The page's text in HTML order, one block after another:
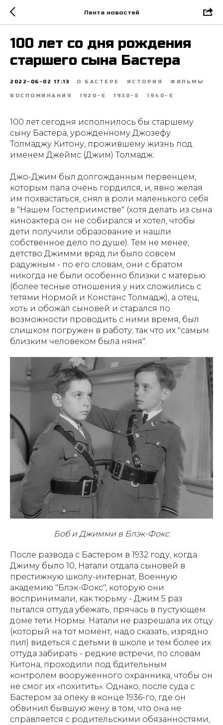
Лента новостей
100 лет со дня рождения
старшего сына Бастера
2022-06-02 17:13 О БАСТЕРЕ ИСТОРИЯ ФИЛЬМЫ
ВОСПОМИНАНИЯ 1920-Е 1930-Е 1940-Е
100 лет сегодня исполнилось бы старшему
сыну Бастера, урожденному Джозефу
Толмаджу Китону, прожившему жизнь под
именем Джеймс (Джим) Толмадж.
Джо-Джим был долгожданным первенцем,
которым папа очень гордился, и, явно желая
им похвастаться, снял в роли маленького себя
в "Нашем Гостеприимстве" (хотя делать из сына
киноактера он не собирался и хотел, чтобы
дети получили образование и нашли
собственное дело по душе). Тем не менее,
детство Джимми вряд ли было совсем
радужным - по его словам, они с братом
никогда не были особенно близки с матерью
(более тесные отношения у них сложились с
тетями Нормой и Констанс Толмадж), а отец,
хоть и обожал сыновей и старался по
возможности проводить с ними время, был
слишком погружен в работу; так что их "самым
близким человеком была няня".
Боб и Джимми в Блэк-Фокс
После развода с Бастером в 1932 году, когда
Джиму было 10, Натали отдала сыновей в
престижную школу-интернат, Военную
академию "Блэк-Фокс", которую они
воспринимали, как тюрьму - Джим 5 раз
пытался оттуда убежать, прячась в пустующем
доме тети Нормы. Натали не разрешала их отцу
(который на тот момент, надо сказать, изрядно
пил) видеться с детьми в школе и тем более их
оттуда забирать - редкие встречи, по словам
Китона, проходили под бдительным
контролем вооруженного охранника, чтобы он
не смог их «похитить». Однако, после суда с
Бастером за опеку в конце 1936-го, где он
обвинил бывшую жену в том, что она не
справляется с родительскими обязанностями,